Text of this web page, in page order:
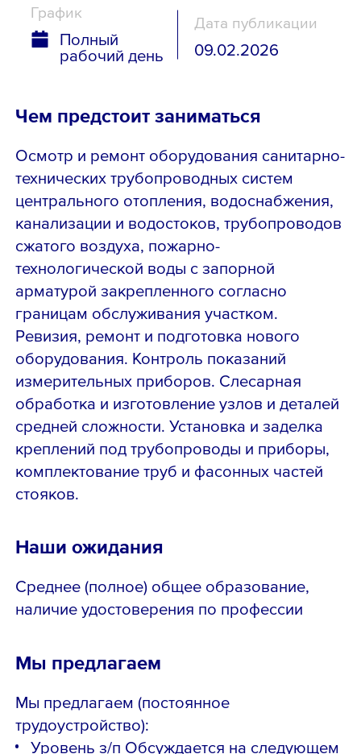
График
Полный
рабочий день
Дата публикации
09.02.2026
Чем предстоит заниматься
Осмотр и ремонт оборудования санитарно-
технических трубопроводных систем
центрального отопления, водоснабжения,
канализации и водостоков, трубопроводов
сжатого воздуха, пожарно-
технологической воды с запорной
арматурой закрепленного согласно
границам обслуживания участком.
Ревизия, ремонт и подготовка нового
оборудования. Контроль показаний
измерительных приборов. Слесарная
обработка и изготовление узлов и деталей
средней сложности. Установка и заделка
креплений под трубопроводы и приборы,
комплектование труб и фасонных частей
стояков.
Наши ожидания
Среднее (полное) общее образование,
наличие удостоверения по профессии
Мы предлагаем
Мы предлагаем (постоянное
трудоустройство):
Уровень з/п Обсуждается на следующем